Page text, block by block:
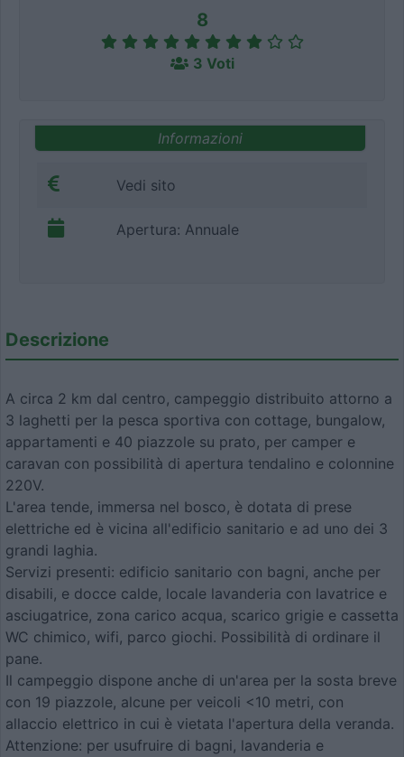
8
3 Voti
Informazioni
Vedi sito
Apertura: Annuale
Descrizione
A circa 2 km dal centro, campeggio distribuito attorno a
3 laghetti per la pesca sportiva con cottage, bungalow,
appartamenti e 40 piazzole su prato, per camper e
caravan con possibilità di apertura tendalino e colonnine
220V.
L'area tende, immersa nel bosco, è dotata di prese
elettriche ed è vicina all'edificio sanitario e ad uno dei 3
grandi laghia.
Servizi presenti: edificio sanitario con bagni, anche per
disabili, e docce calde, locale lavanderia con lavatrice e
asciugatrice, zona carico acqua, scarico grigie e cassetta
WC chimico, wifi, parco giochi. Possibilità di ordinare il
pane.
Il campeggio dispone anche di un'area per la sosta breve
con 19 piazzole, alcune per veicoli <10 metri, con
allaccio elettrico in cui è vietata l'apertura della veranda.
Attenzione: per usufruire di bagni, lavanderia e